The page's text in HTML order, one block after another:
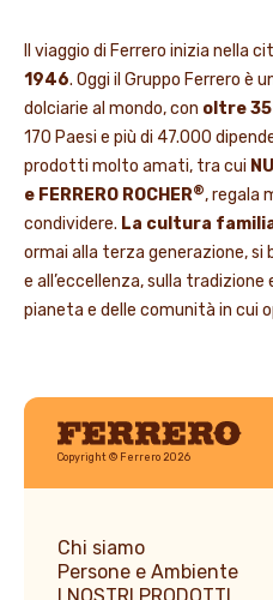
Il viaggio di Ferrero inizia nella
1946. Oggi il Gruppo Ferrero è
dolciarie al mondo, con oltre 35
170 Paesi e più di 47.000
prodotti molto amati, tra cui
e FERRERO ROCHER®, regala
condividere. La cultura
ormai alla terza generazione, si
e all’eccellenza, sulla tradizione
pianeta e delle comunità in cui
Ferrero
Copyright © Ferrero 2026
Chi siamo
Persone e Ambiente
I NOSTRI PRODOTTI